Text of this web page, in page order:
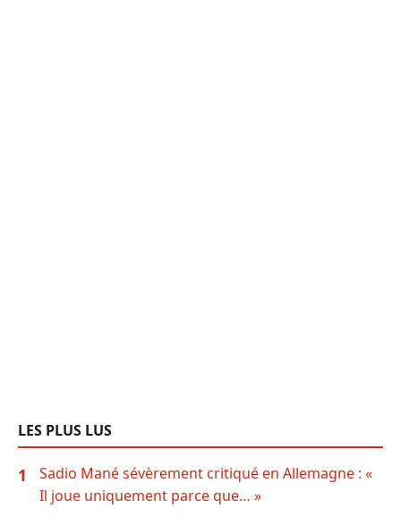
LES PLUS LUS
1
Sadio Mané sévèrement critiqué en Allemagne : «
Il joue uniquement parce que… »